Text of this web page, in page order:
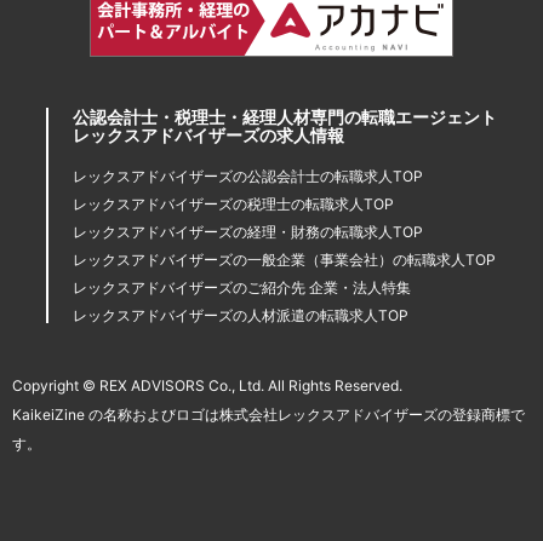
公認会計士・税理士・経理人材専門の転職エージェント
レックスアドバイザーズの求人情報
レックスアドバイザーズの公認会計士の転職求人TOP
レックスアドバイザーズの税理士の転職求人TOP
レックスアドバイザーズの経理・財務の転職求人TOP
レックスアドバイザーズの一般企業（事業会社）の転職求人TOP
レックスアドバイザーズのご紹介先 企業・法人特集
レックスアドバイザーズの人材派遣の転職求人TOP
Copyright © REX ADVISORS Co., Ltd. All Rights Reserved.
KaikeiZine の名称およびロゴは株式会社レックスアドバイザーズの登録商標で
す。